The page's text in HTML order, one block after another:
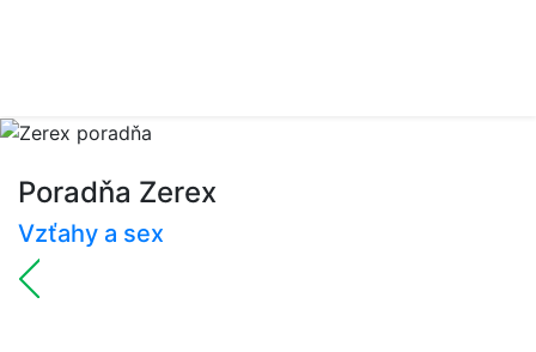
Poradňa Zerex
Vzťahy a sex